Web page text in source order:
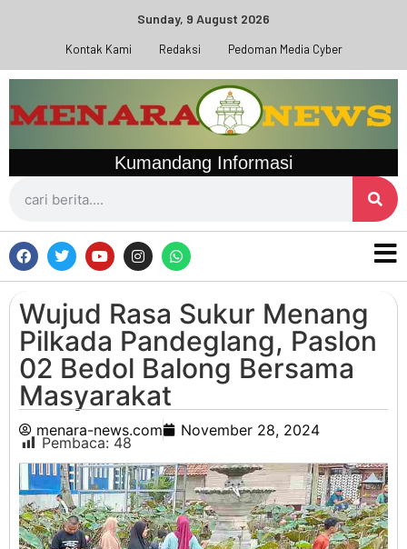
Sunday, 9 August 2026
Kontak Kami Redaksi Pedoman Media Cyber
Kumandang Informasi
Wujud Rasa Sukur Menang
Pilkada Pandeglang, Paslon
02 Bedol Balong Bersama
Masyarakat
menara-news.com November 28, 2024
Pembaca: 48